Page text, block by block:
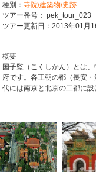
種別： 寺院/建築物/史跡
ツアー番号： pek_tour_023
ツアー更新日：2013年01月
概要
国子監（こくしかん）とは
府です。各王朝の都（長安
代には南京と北京の二都に設